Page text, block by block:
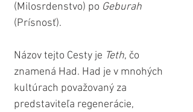
(Milosrdenstvo) po Geburah
(Prísnosť).
Názov tejto Cesty je Teth, čo
znamená Had. Had je v mnohých
kultúrach považovaný za
predstaviteľa regenerácie,